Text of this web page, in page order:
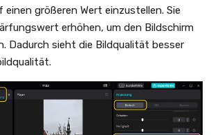
einen größeren Wert einzustellen. Sie
erhöhen, um den Bildschirm
Dadurch sieht die Bildqualität besser